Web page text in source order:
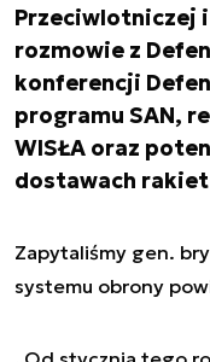
Przeciwlotniczej
rozmowie z
konferencji
programu SAN,
WISŁA oraz
dostawach rakiet
Zapytaliśmy gen.
systemu obrony